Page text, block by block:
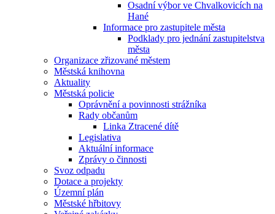
Osadní výbor ve Chvalkovicích na
Hané
Informace pro zastupitele města
Podklady pro jednání zastupitelstva
města
Organizace zřizované městem
Městská knihovna
Aktuality
Městská policie
Oprávnění a povinnosti strážníka
Rady občanům
Linka Ztracené dítě
Legislativa
Aktuální informace
Zprávy o činnosti
Svoz odpadu
Dotace a projekty
Územní plán
Městské hřbitovy